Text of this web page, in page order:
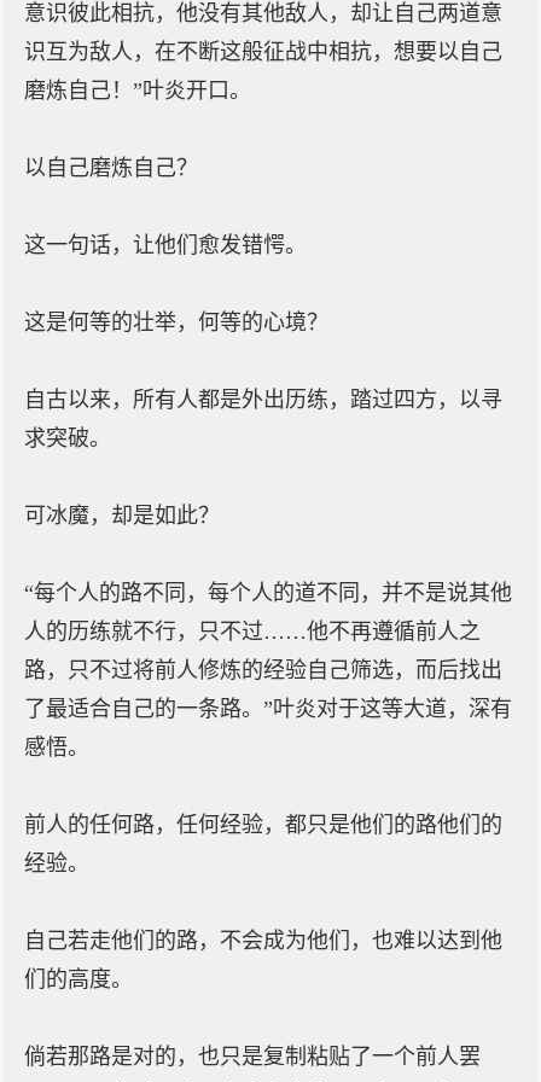
意识彼此相抗，他没有其他敌人，却让自己两道意
识互为敌人，在不断这般征战中相抗，想要以自己
磨炼自己！”叶炎开口。
以自己磨炼自己？
这一句话，让他们愈发错愕。
这是何等的壮举，何等的心境？
自古以来，所有人都是外出历练，踏过四方，以寻
求突破。
可冰魔，却是如此？
“每个人的路不同，每个人的道不同，并不是说其他
人的历练就不行，只不过……他不再遵循前人之
路，只不过将前人修炼的经验自己筛选，而后找出
了最适合自己的一条路。”叶炎对于这等大道，深有
感悟。
前人的任何路，任何经验，都只是他们的路他们的
经验。
自己若走他们的路，不会成为他们，也难以达到他
们的高度。
倘若那路是对的，也只是复制粘贴了一个前人罢